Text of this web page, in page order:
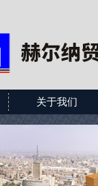
关于我们